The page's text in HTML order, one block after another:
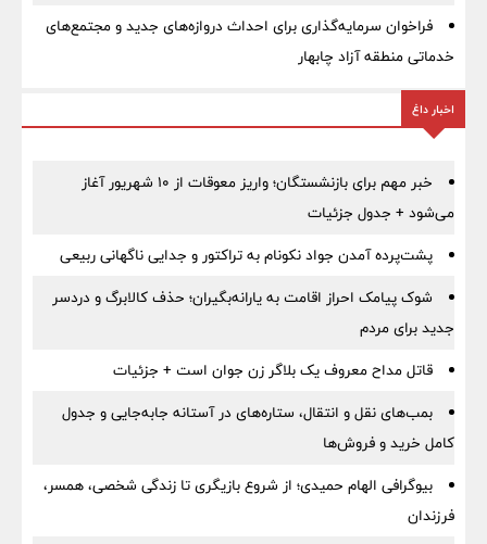
فراخوان سرمایه‌گذاری برای احداث دروازه‌های جدید و مجتمع‌های
خدماتی منطقه آزاد چابهار
اخبار داغ
خبر مهم برای بازنشستگان؛ واریز معوقات از ۱۰ شهریور آغاز
می‌شود + جدول جزئیات
پشت‌پرده آمدن جواد نکونام به تراکتور و جدایی ناگهانی ربیعی
شوک پیامک احراز اقامت به یارانه‌بگیران؛ حذف کالابرگ و دردسر
جدید برای مردم
قاتل مداح معروف یک بلاگر زن جوان است + جزئیات
بمب‌های نقل و انتقال، ستاره‌های در آستانه جابه‌جایی و جدول
کامل خرید و فروش‌ها
بیوگرافی الهام حمیدی؛ از شروع بازیگری تا زندگی شخصی، همسر،
فرزندان